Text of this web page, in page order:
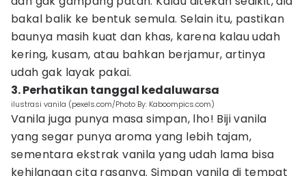
bakal balik ke bentuk semula. Selain itu, pastikan
baunya masih kuat dan khas, karena kalau udah
kering, kusam, atau bahkan berjamur, artinya
udah gak layak pakai.
3. Perhatikan tanggal kedaluwarsa
ilustrasi vanila (pexels.com/Photo By: Kaboompics.com)
Vanila juga punya masa simpan, lho! Biji vanila
yang segar punya aroma yang lebih tajam,
sementara ekstrak vanila yang udah lama bisa
kehilangan cita rasanya. Simpan vanila di tempat